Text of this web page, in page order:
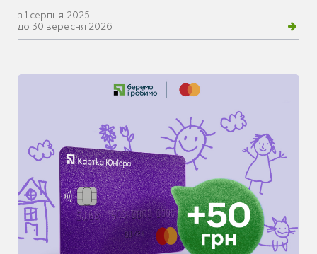
з 1 серпня 2025
до 30 вересня 2026